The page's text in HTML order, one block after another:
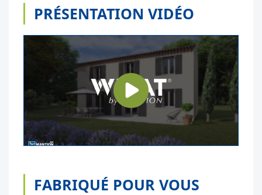
PRÉSENTATION VIDÉO
FABRIQUÉ POUR VOUS